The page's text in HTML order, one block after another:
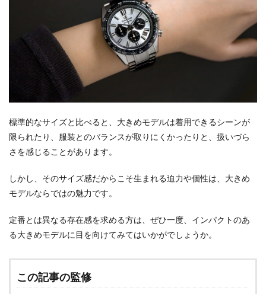
標準的なサイズと比べると、大きめモデルは着用できるシーンが
限られたり、服装とのバランスが取りにくかったりと、扱いづら
さを感じることがあります。
しかし、そのサイズ感だからこそ生まれる迫力や個性は、大きめ
モデルならではの魅力です。
定番とは異なる存在感を求める方は、ぜひ一度、インパクトのあ
る大きめモデルに目を向けてみてはいかがでしょうか。
この記事の監修